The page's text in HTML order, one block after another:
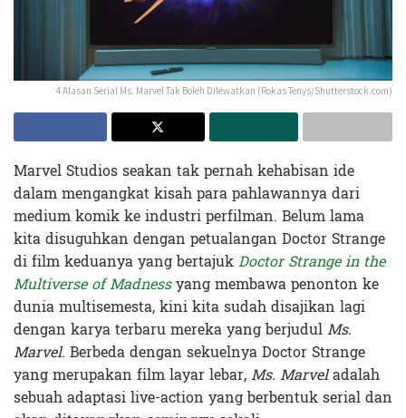
4 Alasan Serial Ms. Marvel Tak Boleh Dilewatkan (Rokas Tenys/Shutterstock.com)
Marvel Studios seakan tak pernah kehabisan ide
dalam mengangkat kisah para pahlawannya dari
medium komik ke industri perfilman. Belum lama
kita disuguhkan dengan petualangan Doctor Strange
di film keduanya yang bertajukDoctor Strange in the
Multiverse of Madnessyang membawa penonton ke
dunia multisemesta, kini kita sudah disajikan lagi
dengan karya terbaru mereka yang berjudulMs.
Marvel. Berbeda dengan sekuelnya Doctor Strange
yang merupakan film layar lebar,Ms. Marveladalah
sebuah adaptasi live-action yang berbentuk serial dan